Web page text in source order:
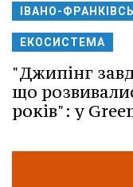
ІВАНО-
ЕКОСИСТЕМА
"Джипінг
що
років": у